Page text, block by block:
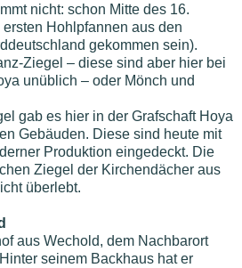
nicht: schon Mitte des 16.
Hohlpfannen aus den
gekommen sein).
Ziegel – diese sind aber hier bei
unüblich – oder Mönch und
gab es hier in der Grafschaft Hoya
Gebäuden. Diese sind heute mit
Produktion eingedeckt. Die
Ziegel der Kirchendächer aus
überlebt.
aus Wechold, dem Nachbarort
seinem Backhaus hat er